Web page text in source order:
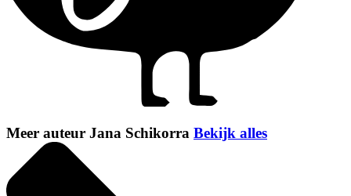
Meer auteur Jana Schikorra Bekijk alles